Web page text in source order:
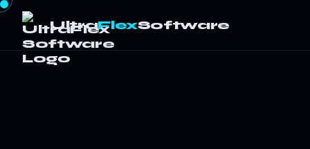
UltraFlexSoftware